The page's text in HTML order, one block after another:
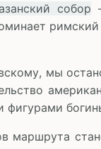
собор
мы
фигурами
маршрута